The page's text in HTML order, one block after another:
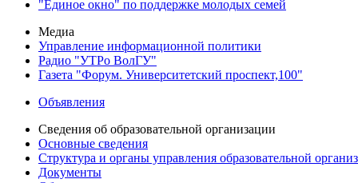
"Единое окно" по поддержке молодых семей
Медиа
Управление информационной политики
Радио "УТРо ВолГУ"
Газета "Форум. Университетский проспект,100"
Объявления
Сведения об образовательной организации
Основные сведения
Структура и органы управления образовательной
Документы